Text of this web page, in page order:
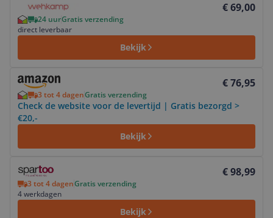
€ 69,00
24 uurGratis verzending
direct leverbaar
Bekijk
€ 76,95
3 tot 4 dagenGratis verzending
Check de website voor de levertijd | Gratis bezorgd >
€20,-
Bekijk
Bekijk product
€ 98,99
3 tot 4 dagenGratis verzending
4 werkdagen
Bekijk
Bekijk product